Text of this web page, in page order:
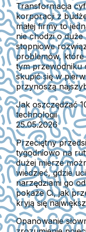
Transformacja
korporacji z
małej firmy to
nie chodzi o
stopniowe
problemów, które
tym przewodniku
skupić się w
przynoszą
Jak oszczędzać
technologii
25.05.2026
Przeciętny
tygodniowo na
dużej mierze
wiedzieć, gdzie
narzędziami go
pokaże Ci, jak
kryją się
Opanowanie